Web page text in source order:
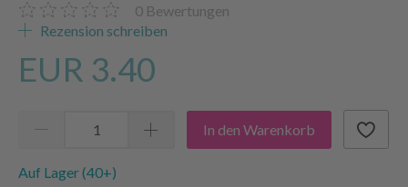
0 Bewertungen
Rezension schreiben
EUR 3.40
In den Warenkorb
Auf Lager (40+)